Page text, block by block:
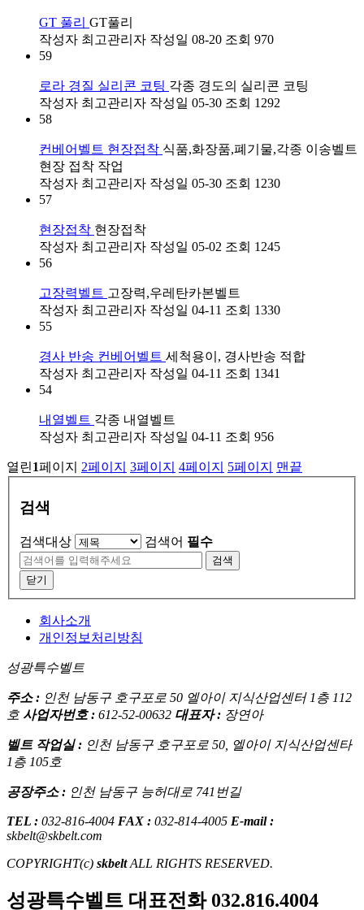
GT 풀리 GT풀리
작성자 최고관리자 작성일 08-20 조회 970
59
로라 경질 실리콘 코팅 각종 경도의 실리콘 코팅
작성자 최고관리자 작성일 05-30 조회 1292
58
컨베어벨트 현장접착 식품,화장품,폐기물,각종 이송벨트
현장 접착 작업
작성자 최고관리자 작성일 05-30 조회 1230
57
현장접착 현장접착
작성자 최고관리자 작성일 05-02 조회 1245
56
고장력벨트 고장력,우레탄카본벨트
작성자 최고관리자 작성일 04-11 조회 1330
55
경사 반송 컨베어벨트 세척용이, 경사반송 적합
작성자 최고관리자 작성일 04-11 조회 1341
54
내열벨트 각종 내열벨트
작성자 최고관리자 작성일 04-11 조회 956
열린1페이지 2페이지 3페이지 4페이지 5페이지 맨끝
검색
검색대상 검색어 필수
검색
닫기
회사소개
개인정보처리방침
성광특수벨트
주소 : 인천 남동구 호구포로 50 엘아이 지식산업센터 1층 112
호 사업자번호 : 612-52-00632 대표자 : 장연아
벨트 작업실 : 인천 남동구 호구포로 50, 엘아이 지식산업센타
1층 105호
공장주소 : 인천 남동구 능허대로 741번길
TEL : 032-816-4004 FAX : 032-814-4005 E-mail :
skbelt@skbelt.com
COPYRIGHT(c) skbeltALL RIGHTS RESERVED.
성광특수벨트 대표전화 032.816.4004